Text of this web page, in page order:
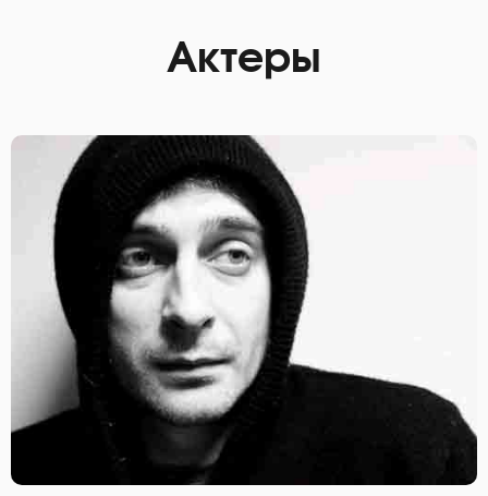
Актеры